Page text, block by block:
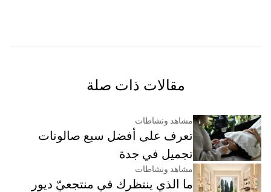
مقالات ذات صلة
مشاهد ونشاطات
تعرف على أفضل سبع صالونات
تجميل في جدة
مشاهد ونشاطات
ما الذي ينتظرك في منتجعيّ ديور